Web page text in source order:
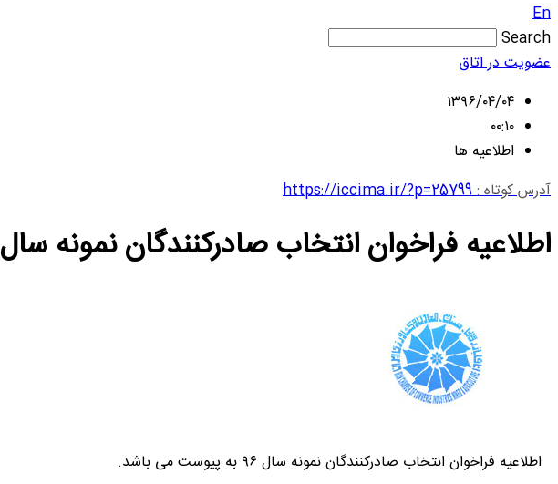
En
Search
عضویت در اتاق
۱۳۹۶/۰۴/۰۴
۰۰:۱۰
اطلاعیه ها
آدرس کوتاه :https://iccima.ir/?p=25799
اطلاعیه فراخوان انتخاب صادرکنندگان نمونه سال ۱۳۹۶
اطلاعیه فراخوان انتخاب صادرکنندگان نمونه سال ۹۶ به پیوست می باشد.